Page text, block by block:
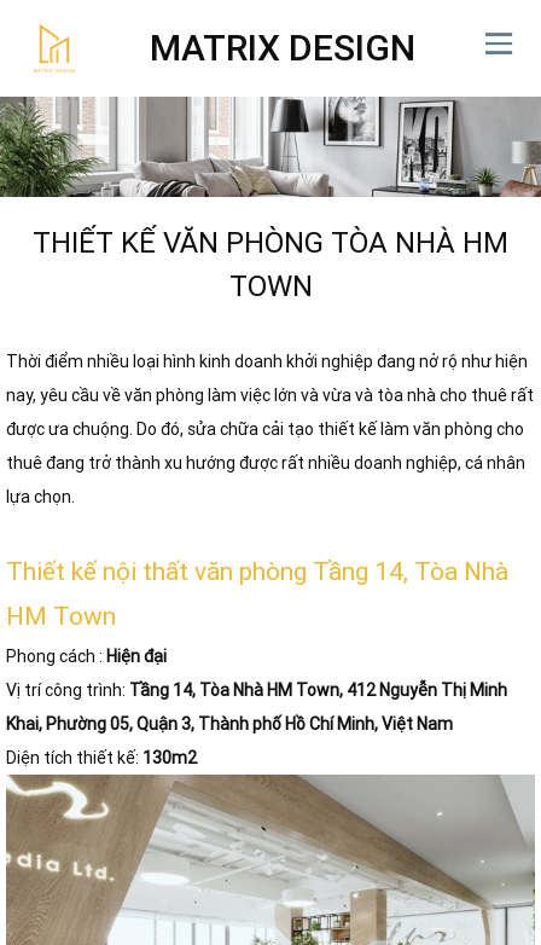
MATRIX DESIGN
THIẾT KẾ VĂN PHÒNG TÒA NHÀ HM
TOWN
Thời điểm nhiều loại hình kinh doanh khởi nghiệp đang nở rộ như hiện
nay, yêu cầu về văn phòng làm việc lớn và vừa và tòa nhà cho thuê rất
được ưa chuộng. Do đó, sửa chữa cải tạo thiết kế làm văn phòng cho
thuê đang trở thành xu hướng được rất nhiều doanh nghiệp, cá nhân
lựa chọn.
Thiết kế nội thất văn phòng Tầng 14, Tòa Nhà
HM Town
Phong cách : Hiện đại
Vị trí công trình: Tầng 14, Tòa Nhà HM Town, 412 Nguyễn Thị Minh
Khai, Phường 05, Quận 3, Thành phố Hồ Chí Minh, Việt Nam
Diện tích thiết kế: 130m2